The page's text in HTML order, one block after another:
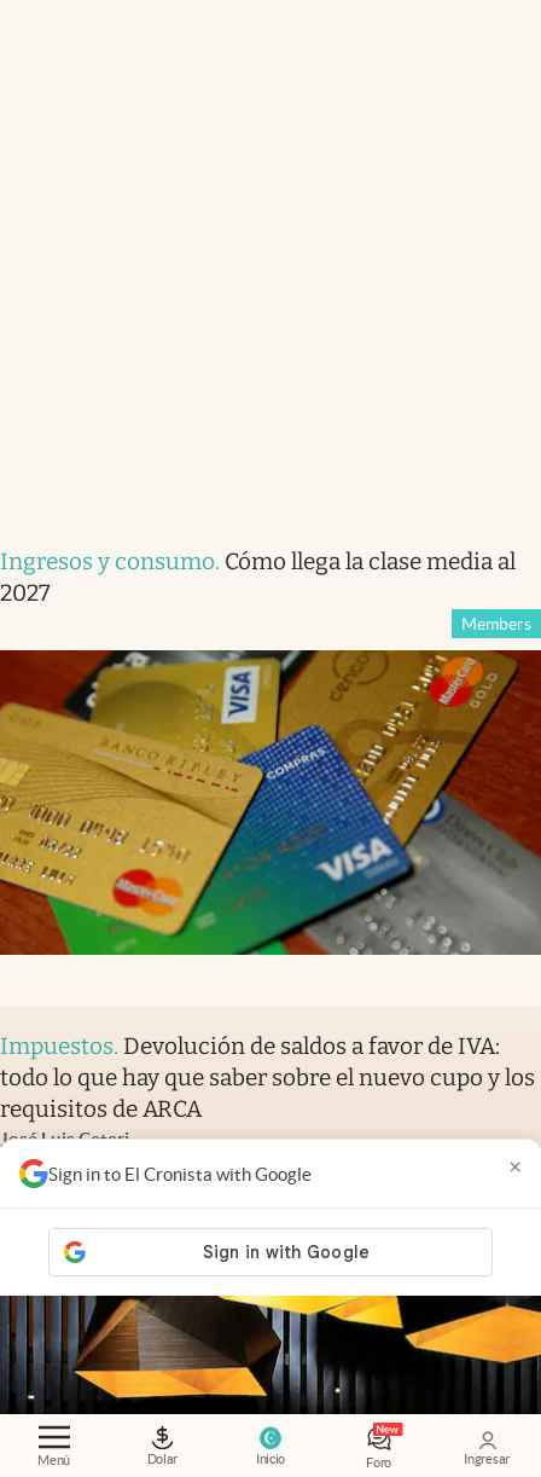
Menú Dolar Inicio Foro Ingresar
Sign in to El Cronista with Google ×
Ingresos y consumo. Cómo llega la clase media al
2027
Members
Impuestos. Devolución de saldos a favor de IVA:
todo lo que hay que saber sobre el nuevo cupo y los
requisitos de ARCA
José Luis Ceteri